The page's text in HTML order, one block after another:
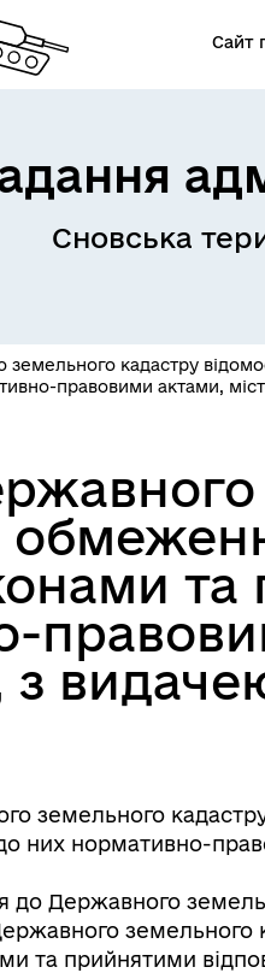
Сайт
Сновська
кадастру
правовими актами,
земельного
них нормативно-
до Державного
та прийнятими